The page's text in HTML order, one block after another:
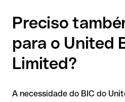
Preciso
para o United
Limited?
A necessidade do BIC do